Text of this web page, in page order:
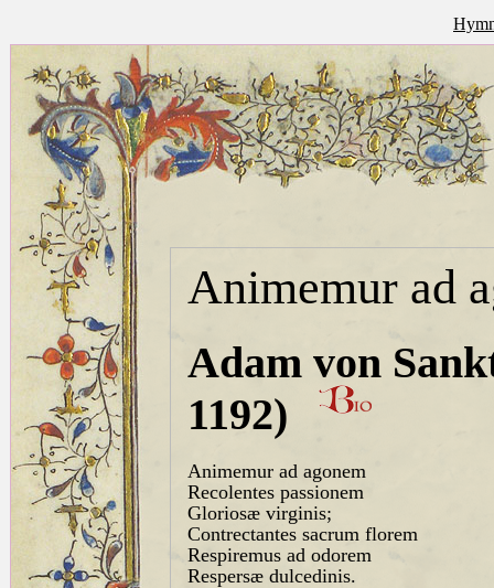
Animemur ad
Adam von
1192)
Animemur ad agonem
Recolentes passionem
Gloriosæ virginis;
Contrectantes sacrum florem
Respiremus ad odorem
Respersæ dulcedinis.